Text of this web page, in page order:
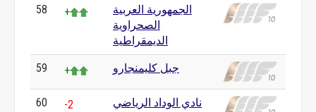
58 +
الجمهورية العربية
الصحراوية
الديمقراطية
59 + جبل كليمنجارو
60 -2 نادي الوداد الرياضي